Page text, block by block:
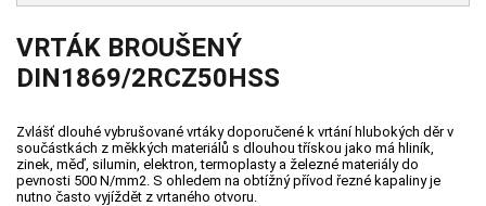
VRTÁK BROUŠENÝ
DIN1869/2RCZ50HSS
Zvlášť dlouhé vybrušované vrtáky doporučené k vrtání hlubokých děr v
součástkách z měkkých materiálů s dlouhou třískou jako má hliník,
zinek, měď, silumin, elektron, termoplasty a železné materiály do
pevnosti 500 N/mm2. S ohledem na obtížný přívod řezné kapaliny je
nutno často vyjíždět z vrtaného otvoru.